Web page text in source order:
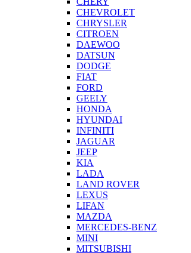
CHEVROLET
CHRYSLER
CITROEN
DAEWOO
DATSUN
DODGE
FIAT
FORD
GEELY
HONDA
HYUNDAI
INFINITI
JAGUAR
JEEP
KIA
LADA
LAND ROVER
LEXUS
LIFAN
MAZDA
MERCEDES-BENZ
MINI
MITSUBISHI